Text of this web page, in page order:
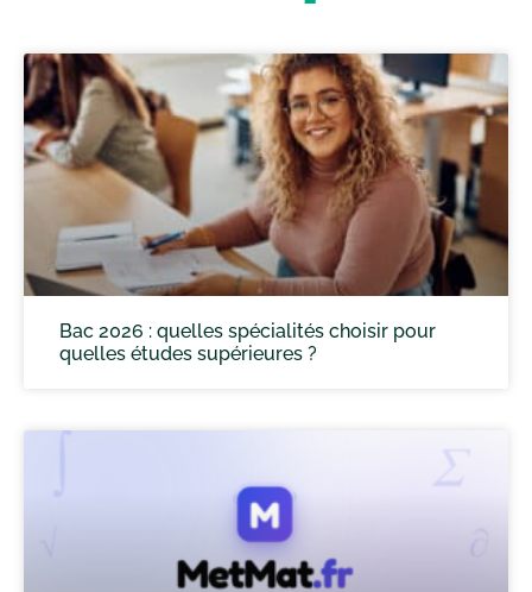
Bac 2026 : quelles spécialités choisir pour
quelles études supérieures ?